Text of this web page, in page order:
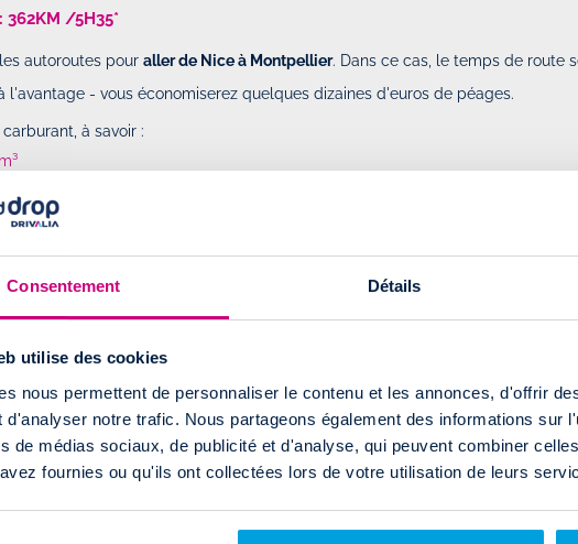
Consentement Détails
utilise des cookies
nous permettent de personnaliser le contenu et les annonces, d'offrir
d'analyser notre trafic. Nous partageons également des informations sur
de médias sociaux, de publicité et d'analyse, qui peuvent combiner
fournies ou qu'ils ont collectées lors de votre utilisation de leurs
362KM /5H35*
autoroutes pour aller de Nice à Montpellier. Dans ce cas, le temps de route
- vous économiserez quelques dizaines d'euros de péages.
à savoir :
avantages, notamment :
et les péages